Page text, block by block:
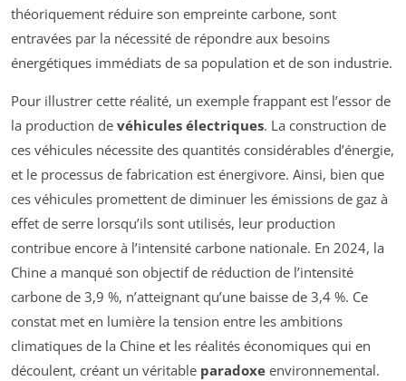
théoriquement réduire son empreinte carbone, sont
entravées par la nécessité de répondre aux besoins
énergétiques immédiats de sa population et de son industrie.
Pour illustrer cette réalité, un exemple frappant est l’essor de
la production de véhicules électriques. La construction de
ces véhicules nécessite des quantités considérables d’énergie,
et le processus de fabrication est énergivore. Ainsi, bien que
ces véhicules promettent de diminuer les émissions de gaz à
effet de serre lorsqu’ils sont utilisés, leur production
contribue encore à l’intensité carbone nationale. En 2024, la
Chine a manqué son objectif de réduction de l’intensité
carbone de 3,9 %, n’atteignant qu’une baisse de 3,4 %. Ce
constat met en lumière la tension entre les ambitions
climatiques de la Chine et les réalités économiques qui en
découlent, créant un véritable paradoxe environnemental.